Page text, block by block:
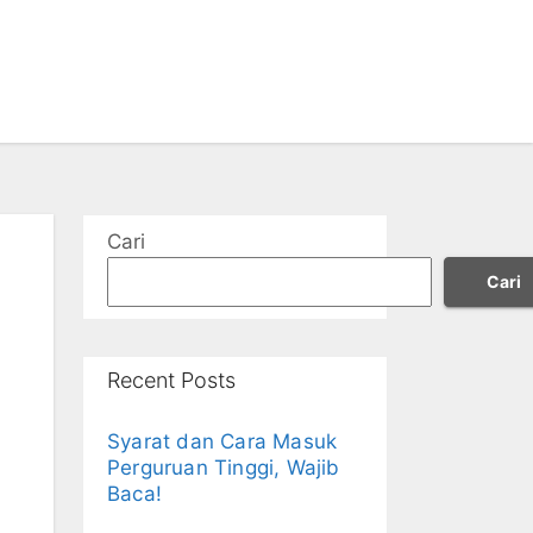
Cari
Cari
Recent Posts
Syarat dan Cara Masuk
Perguruan Tinggi, Wajib
Baca!